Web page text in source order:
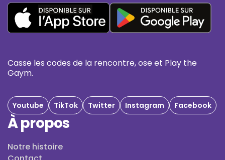
Casse les codes de la rencontre, ose et Play the
Gaym.
Youtube TikTok Twitter Instagram Facebook
À propos
Notre histoire